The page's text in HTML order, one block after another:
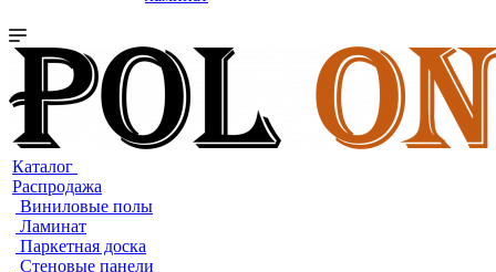
Каталог
Распродажа
Виниловые полы
Ламинат
Паркетная доска
Стеновые панели